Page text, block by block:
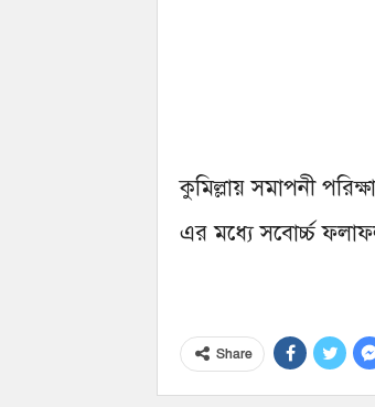
কুমিল্লায় সমাপনী
এর মধ্যে সবোর্চ্চ
Share